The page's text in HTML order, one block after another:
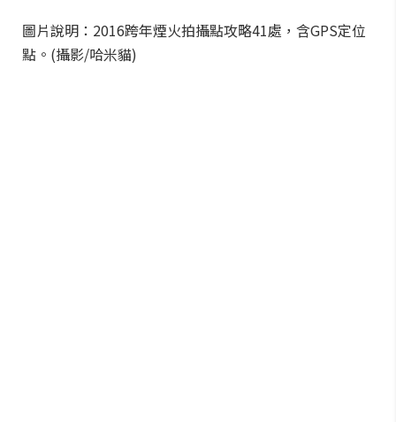
圖片說明：2016跨年煙火拍攝點攻略41處，含GPS定位
點。(攝影/哈米貓)